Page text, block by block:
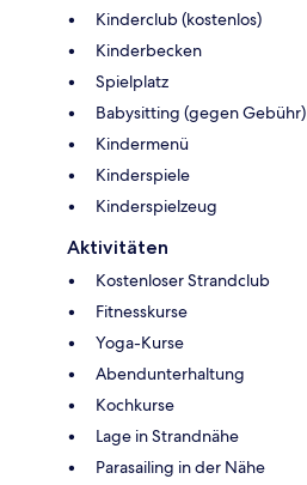
Kinderclub (kostenlos)
Kinderbecken
Spielplatz
Babysitting (gegen Gebühr)
Kindermenü
Kinderspiele
Kinderspielzeug
Aktivitäten
Kostenloser Strandclub
Fitnesskurse
Yoga-Kurse
Abendunterhaltung
Kochkurse
Lage in Strandnähe
Parasailing in der Nähe